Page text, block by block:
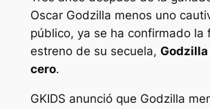
Oscar Godzilla menos uno
público, ya se ha confirmado la
estreno de su secuela,
cero.
GKIDS anunció que Godzilla